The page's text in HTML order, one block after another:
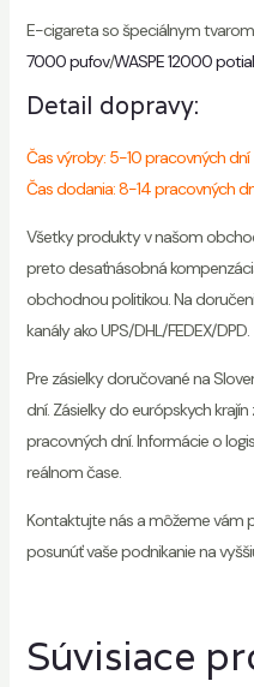
E-cigareta so špeciálnym
7000 pufov/WASPE 12000
Detail dopravy:
Čas výroby: 5-10 pracovných dní
Čas dodania: 8-14 pracovných
Všetky produkty v našom
preto desaťnásobná
obchodnou politikou. Na
kanály ako UPS/DHL/FEDEX/DPD.
Pre zásielky doručované na
dní. Zásielky do európskych krajín
pracovných dní. Informácie o
reálnom čase.
Kontaktujte nás a môžeme vám
posunúť vaše podnikanie na
Súvisiace